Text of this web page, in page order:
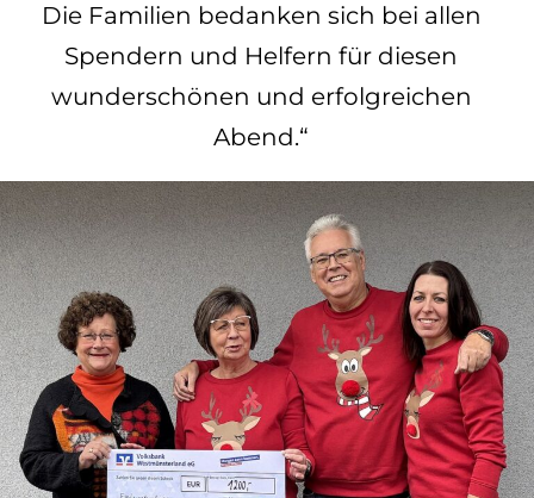
Die Familien bedanken sich bei allen
Spendern und Helfern für diesen
wunderschönen und erfolgreichen
Abend.“